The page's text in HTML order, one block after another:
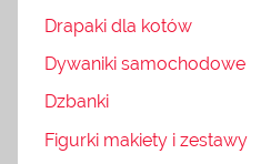
Drapaki dla kotów
Dywaniki samochodowe
Dzbanki
Figurki makiety i zestawy